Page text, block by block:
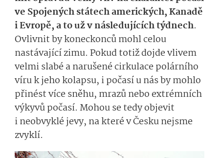
ve Spojených státech amerických, Kanadě
i Evropě, a to už v následujících týdnech.
Ovlivnit by koneckonců mohl celou
nastávající zimu. Pokud totiž dojde vlivem
velmi slabé a narušené cirkulace polárního
víru k jeho kolapsu, i počasí u nás by mohlo
přinést více sněhu, mrazů nebo extrémních
výkyvů počasí. Mohou se tedy objevit
i neobvyklé jevy, na které v Česku nejsme
zvyklí.